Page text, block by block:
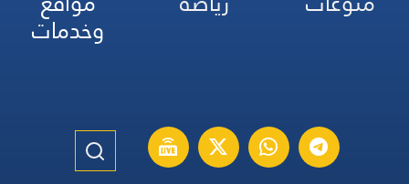
وخدمات